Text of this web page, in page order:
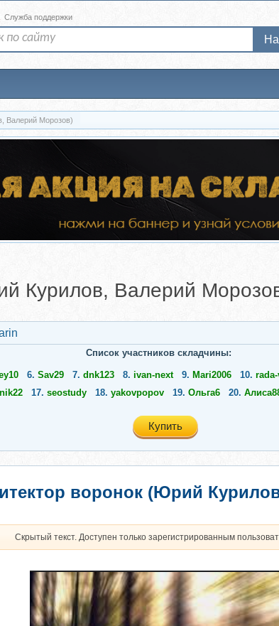
Служба поддержки
Валерий Морозов)
Курилов, Валерий
Список участников складчины:
6. Sav29 7. dnk123 8. ivan-next 9. Mari2006 10.
17. seostudy 18. yakovpopov 19. Ольга6 20.
Купить
воронок (Юрий
Скрытый текст. Доступен только зарегистрированным